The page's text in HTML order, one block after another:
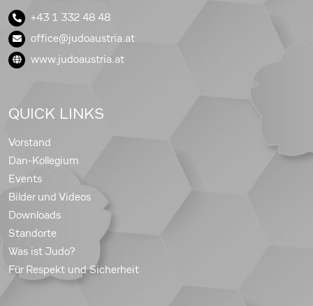
+43 1 332 48 48
office@judoaustria.at
www.judoaustria.at
QUICK LINKS
Vorstand
Dan-Kollegium
Events
Bilder und Videos
Downloads
Standorte
Was ist Judo?
Für Respekt und Sicherheit